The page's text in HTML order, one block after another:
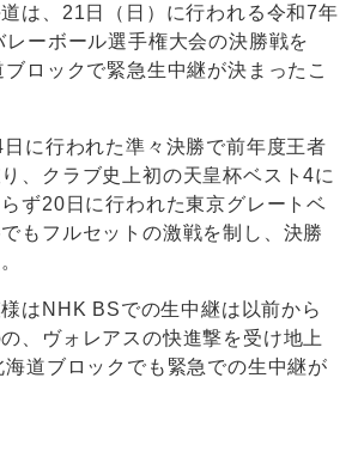
は、21日（日）に行われる令和7年
レーボール選手権大会の決勝戦を
ロックで緊急生中継が決まったこ
に行われた準々決勝で前年度王者
、クラブ史上初の天皇杯ベスト4に
ず20日に行われた東京グレートベ
もフルセットの激戦を制し、決勝
はNHK BSでの生中継は以前から
、ヴォレアスの快進撃を受け地上
道ブロックでも緊急での生中継が